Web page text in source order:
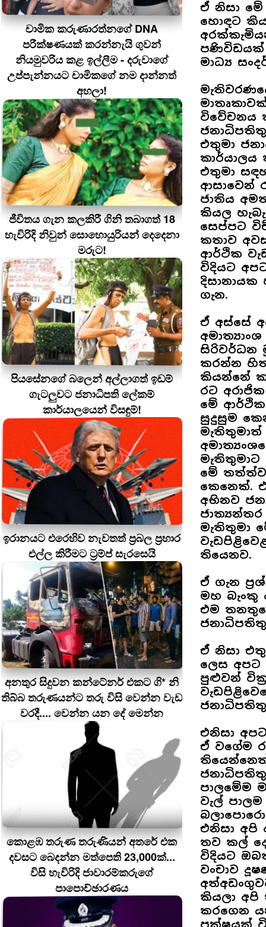
චාමික කරුණාරත්නගේ DNA
පරීක්ෂණයක් කරන්නැයි ගුවන්
නියමුවරිය කළ ඉල්ලීම - දරුවාගේ
උප්පැන්නයට චාමිකගේ නම දාන්නත්
අහලා!
ජීවිතය ගැන කලකිරී ගිනි තබාගත් 18
හැවිරිදි නිවුන් සොහොයුරියන් දෙදෙනා
මරුට!
පියසේනගේ බලෙන් අල්ලාගත් ඉඩම්
ගැටලුවට ජනාධිපති ලේකම්
කාර්යාලයෙන් විසඳුම්!
ඉරානයට එරෙහිව නැවතත් ප්‍රබල ප්‍රහාර
එල්ල කිරීමට ට්‍රම්ප් සැරසෙයි
අනතුර සිදුවන කන්ටේනර් එකට ගි* නි
තිබ්බ තරුණයන්ට තරු විසි වෙන්න වැඩ
වරදී.... වෙන්න යන දේ මෙන්න
කොළඹ තරුණ තරුණියන් අතරේ එක
දවසට බෙදන්න මත්පෙති 23,000ක්...
විසි හැවිරිදි ජාවාරම්කරුගේ
පාපොච්ඡාරණය
ඒ නිසා
හොඳට
පණිවිඩයක්
මාධ්‍ය
විවේචනය
එතුමා
එතුමා
ආසාවෙන්
ජාතිය
කියල
සෙප්පට
කතාව
ආර්ථික
විදියට
ගැන.
ඒ අස්සේ
සිරිවර්ධන
කරන්න
කියන්නේ
රට
මේ
සුදුසුම
මේ
කෙනෙක්.
අභිනව
මැතිතුමා
තියෙනව.
ඒ ගැන
මහ බැංකු
එම
ඒ නිසා
ලෙස අපට
පුළුවන්
එනිසා
ඒ වගේම
පාලමේම
වැල්
එනිසා අපි
තව කල්
විදියට
වංචාව
කියලා අපි
කරගෙන